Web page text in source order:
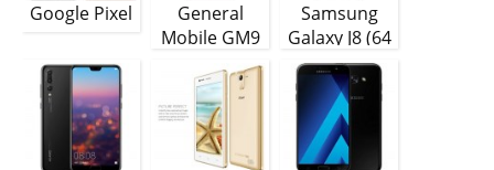
Google Pixel
General
Mobile GM9
Samsung
Galaxy J8 (64
GB)